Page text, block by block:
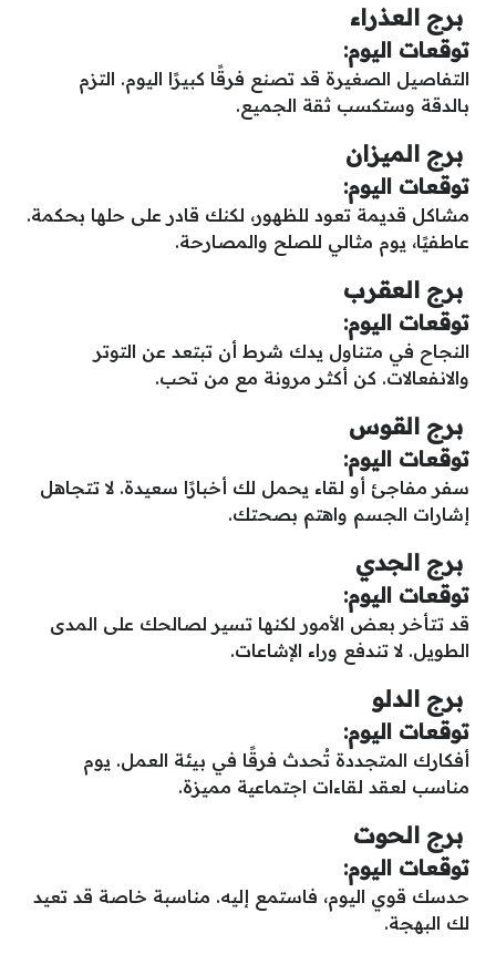
برج العذراء
توقعات اليوم:
التفاصيل الصغيرة قد تصنع فرقًا كبيرًا اليوم. التزم
بالدقة وستكسب ثقة الجميع.
برج الميزان
توقعات اليوم:
مشاكل قديمة تعود للظهور، لكنك قادر على حلها بحكمة.
عاطفيًا، يوم مثالي للصلح والمصارحة.
برج العقرب
توقعات اليوم:
النجاح في متناول يدك شرط أن تبتعد عن التوتر
والانفعالات. كن أكثر مرونة مع من تحب.
برج القوس
توقعات اليوم:
سفر مفاجئ أو لقاء يحمل لك أخبارًا سعيدة. لا تتجاهل
إشارات الجسم واهتم بصحتك.
برج الجدي
توقعات اليوم:
قد تتأخر بعض الأمور لكنها تسير لصالحك على المدى
الطويل. لا تندفع وراء الإشاعات.
برج الدلو
توقعات اليوم:
أفكارك المتجددة تُحدث فرقًا في بيئة العمل. يوم
مناسب لعقد لقاءات اجتماعية مميزة.
برج الحوت
توقعات اليوم:
حدسك قوي اليوم، فاستمع إليه. مناسبة خاصة قد تعيد
لك البهجة.